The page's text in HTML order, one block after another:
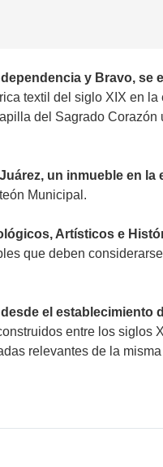
y Bravo,
textil del siglo XIX en
del Sagrado
un inmueble en
Municipal.
Artísticos e
que deben
el establecimiento
entre los siglos
relevantes de la